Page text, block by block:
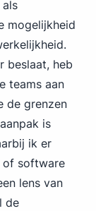
mogelijkheid
beslaat, heb
teams aan
de grenzen
is
ik er
of software
lens van
de